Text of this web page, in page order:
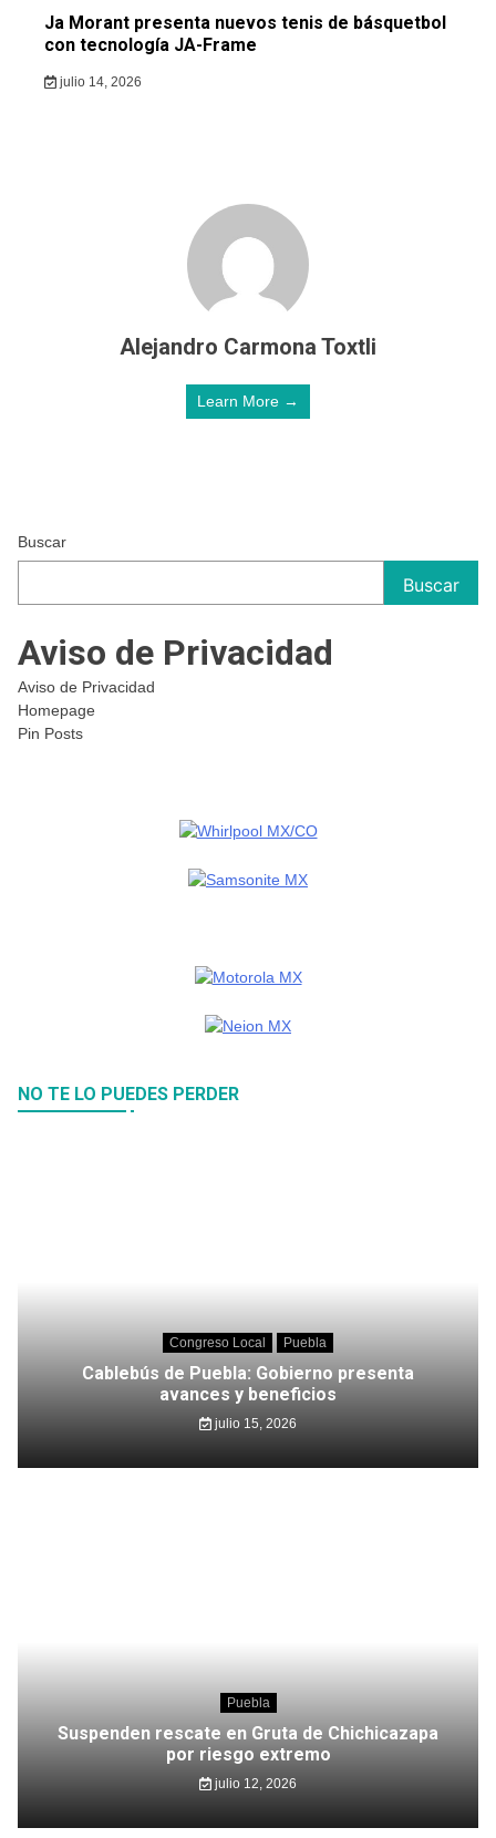
Ja Morant presenta nuevos tenis de básquetbol
con tecnología JA-Frame
julio 14, 2026
Alejandro Carmona Toxtli
Learn More →
Buscar
Buscar
Aviso de Privacidad
Aviso de Privacidad
Homepage
Pin Posts
NO TE LO PUEDES PERDER
Congreso Local Puebla
Cablebús de Puebla: Gobierno presenta
avances y beneficios
julio 15, 2026
Puebla
Suspenden rescate en Gruta de Chichicazapa
por riesgo extremo
julio 12, 2026